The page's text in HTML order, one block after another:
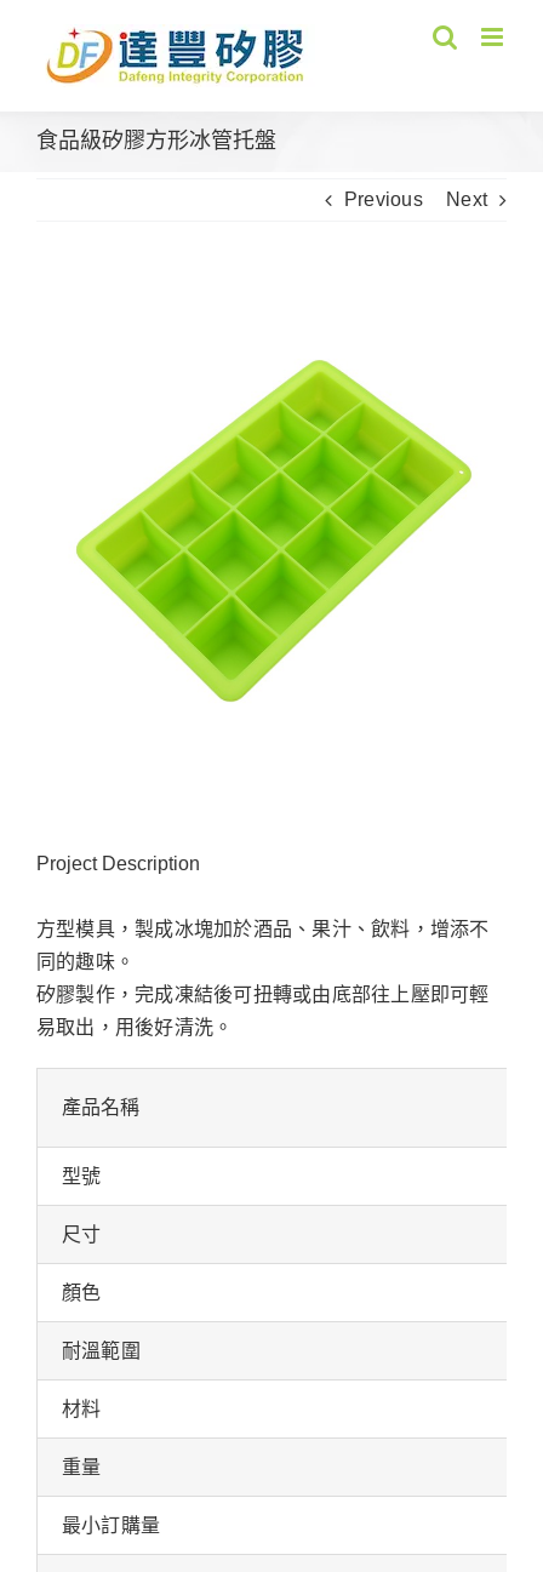
content
食品級矽膠方形冰管托盤
Previous Next
Project Description
方型模具，製成冰塊加於酒品、果汁、飲料，增添不
同的趣味。
矽膠製作，完成凍結後可扭轉或由底部往上壓即可輕
易取出，用後好清洗。
產品名稱
型號
尺寸
顏色
耐溫範圍
材料
重量
最小訂購量